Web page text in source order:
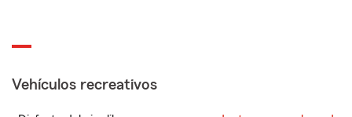
Vehículos recreativos